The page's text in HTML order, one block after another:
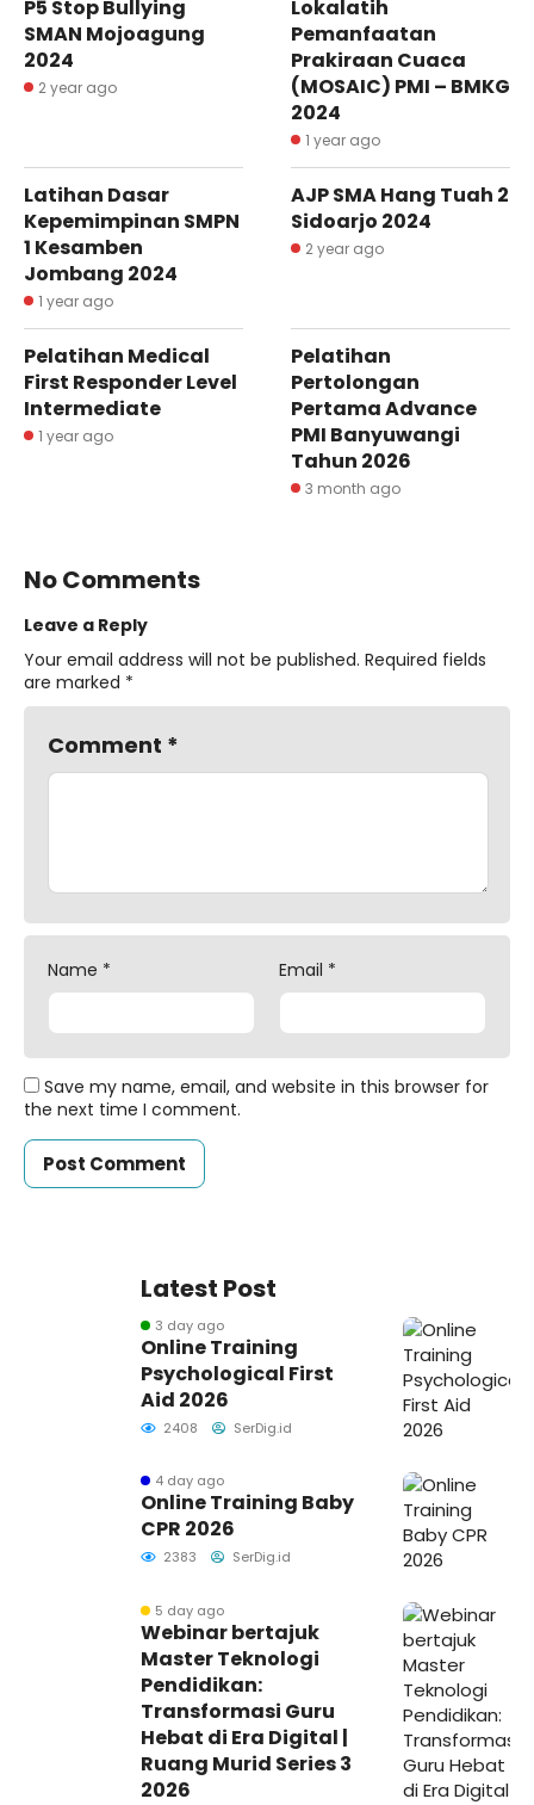
P5 Stop Bullying
SMAN Mojoagung
2024
2 year ago
Lokalatih
Pemanfaatan
Prakiraan Cuaca
(MOSAIC) PMI – BMKG
2024
1 year ago
Latihan Dasar
Kepemimpinan SMPN
1 Kesamben
Jombang 2024
1 year ago
AJP SMA Hang Tuah 2
Sidoarjo 2024
2 year ago
Pelatihan Medical
First Responder Level
Intermediate
1 year ago
Pelatihan
Pertolongan
Pertama Advance
PMI Banyuwangi
Tahun 2026
3 month ago
No Comments
Leave a Reply
Your email address will not be published. Required fields
are marked *
Comment *
Name * Email *
Save my name, email, and website in this browser for
the next time I comment.
Latest Post
3 day ago
Online Training
Psychological First
Aid 2026
2408 SerDig.id
4 day ago
Online Training Baby
CPR 2026
2383 SerDig.id
5 day ago
Webinar bertajuk
Master Teknologi
Pendidikan:
Transformasi Guru
Hebat di Era Digital |
Ruang Murid Series 3
2026